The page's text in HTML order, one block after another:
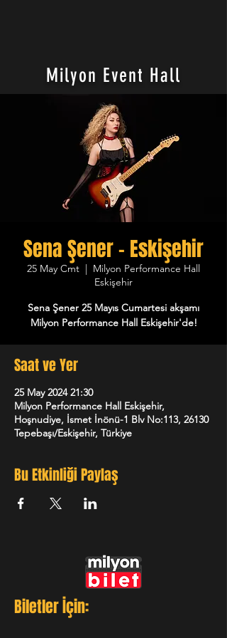
Milyon Event Hall
Sena Şener - Eskişehir
25 May Cmt
  |
Milyon Performance Hall
Eskişehir
Sena Şener 25 Mayıs Cumartesi akşamı
Milyon Performance Hall Eskişehir'de!
Saat ve Yer
25 May 2024 21:30
Milyon Performance Hall Eskişehir,
Hoşnudiye, İsmet İnönü-1 Blv No:113, 26130
Tepebaşı/Eskişehir, Türkiye
Bu Etkinliği Paylaş
Biletler İçin: